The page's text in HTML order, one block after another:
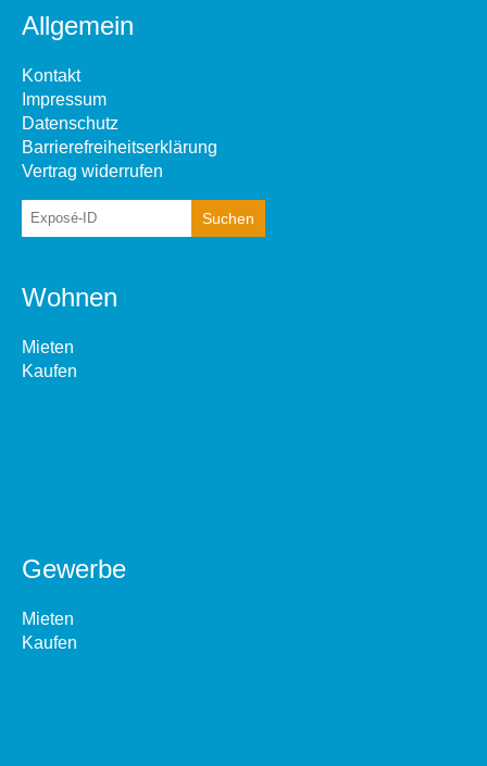
Allgemein
Kontakt
Impressum
Datenschutz
Barrierefreiheitserklärung
Vertrag widerrufen
Wohnen
Mieten
Kaufen
Gewerbe
Mieten
Kaufen